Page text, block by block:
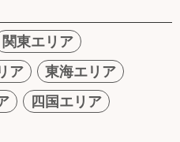
関東エリア
ア
東海エリア
四国エリア